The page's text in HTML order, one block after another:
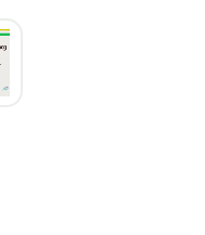
larger image